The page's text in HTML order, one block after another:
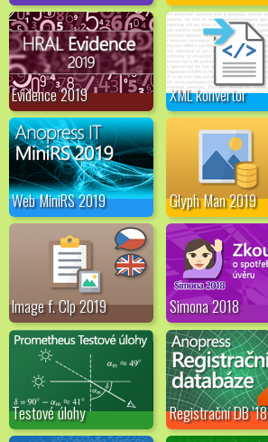
Evidence 2019 XML konvertor
Web MiniRS 2019 Glyph Man 2019
Image f. Clp 2019 Simona 2018
Testové úlohy Registrační DB '18